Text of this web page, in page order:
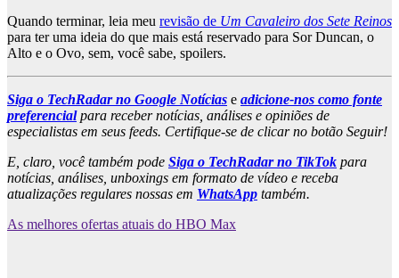
Quando terminar, leia meu revisão de Um Cavaleiro dos Sete Reinos
para ter uma ideia do que mais está reservado para Sor Duncan, o
Alto e o Ovo, sem, você sabe, spoilers.
Siga o TechRadar no Google Notícias e adicione-nos como fonte
preferencialpara receber notícias, análises e opiniões de
especialistas em seus feeds. Certifique-se de clicar no botão Seguir!
E, claro, você também pode Siga o TechRadar no TikTok para
notícias, análises, unboxings em formato de vídeo e receba
atualizações regulares nossas em WhatsApp também.
As melhores ofertas atuais do HBO Max